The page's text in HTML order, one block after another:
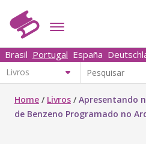
Brasil Portugal España
Home / Livros /Apresentando
de Benzeno Programado no